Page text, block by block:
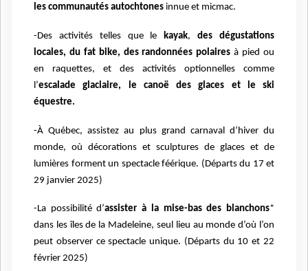
les communautés autochtones innue et micmac.
-Des activités telles que le kayak, des dégustations
locales, du fat bike, des randonnées polairesà pied ou
en raquettes, et des activités optionnelles comme
l’escalade glaciaire, le canoë des glaces et le ski
équestre.
-À Québec, assistez au plus grand carnaval d’hiver du
monde, où décorations et sculptures de glaces et de
lumières forment un spectacle féérique. (Départs du 17 et
29 janvier 2025)
-La possibilité d’assister à la mise-bas des blanchons*
dans les îles de la Madeleine, seul lieu au monde d’où l’on
peut observer ce spectacle unique. (Départs du 10 et 22
février 2025)